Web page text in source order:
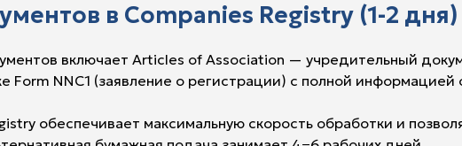
в Companies Registry (1-2 дня)
включает Articles of Association — учредительный
Form NNC1 (заявление о регистрации) с полной
обеспечивает максимальную скорость обработки и